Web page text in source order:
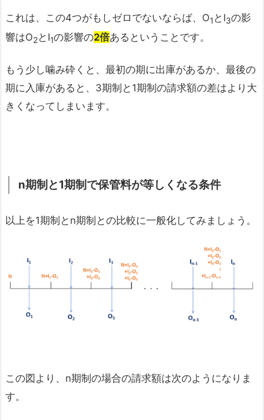
これは、この4つがもしゼロでないならば、O1 とI3の影
響はO2とI1の影響の2倍あるということです。
もう少し噛み砕くと、最初の期に出庫があるか、最後の
期に入庫があると、3期制と1期制の請求額の差はより大
きくなってしまいます。
n期制と1期制で保管料が等しくなる条件
以上を1期制とn期制との比較に一般化してみましょう。
この図より、n期制の場合の請求額は次のようになりま
す。